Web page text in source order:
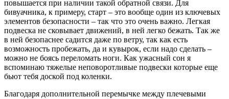
повышается при наличии такой обратной связи. Для
бивуачника, к примеру, старт – это вообще один из ключевых
элементов безопасности – так что это очень важно. Легкая
подвеска не сковывает движений, в ней легко бежать. Так же
в ней безопаснее садится даже по ветру, так как есть
возможность пробежать, да и кувырок, если надо сделать –
можно не боясь переломать ноги. Как ужасный сон я
вспоминаю тяжелые неповоротливые подвески которые еще
бьют тебя доской под коленки.
Благодаря дополнительной перемычке между плечевыми